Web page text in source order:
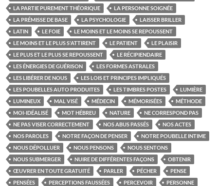
LA PARTIE PUREMENT THÉORIQUE
LA PERSONNE SOIGNÉE
LA PRÉMISSE DE BASE
LA PSYCHOLOGIE
LAISSER BRILLER
LATIN
LE FOIE
LE MOINS ET LE MOINS SE REPOUSSENT
LE MOINS ET LE PLUS S'ATTIRENT
LE PATIENT
LE PLAISIR
LE PLUS ET LE PLUS SE REPOUSSENT
LE RÉCIPIENDAIRE
LES ÉNERGIES DE GUÉRISON
LES FORMES ASTRALES
LES LIBÉRER DE NOUS
LES LOIS ET PRINCIPES IMPLIQUÉS
LES POUBELLES AUTO PRODUITES
LES TIMBRES POSTES
LUMIÈRE
LUMINEUX
MAL VISÉ MÉDECIN MÉMORISÉES
MÉTHODE
MOI-IDÉALISÉ
MOT HÉBREU NATURE
NE CORRESPOND PAS
NE PAS VISER CORRECTEMENT
NOS ABUS PASSÉS
NOS ACTES
NOS PAROLES
NOTRE FAÇON DE PENSER
NOTRE POUBELLE INTIME
NOUS DÉPOLLUER
NOUS PENSONS
NOUS SENTONS
NOUS SUBMERGER
NUIRE DE DIFFÉRENTES FAÇONS
OBTENIR
ŒUVRER EN TOUTE GRATUITÉ
PARLER PÉCHER
PENSE
PENSÉES
PERCEPTIONS FAUSSÉES PERCEVOIR
PERSONNE